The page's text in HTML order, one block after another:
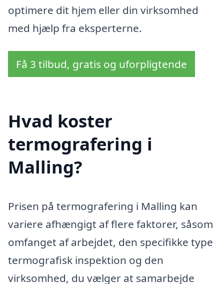
optimere dit hjem eller din virksomhed
med hjælp fra eksperterne.
Få 3 tilbud, gratis og uforpligtende
Hvad koster
termografering i
Malling?
Prisen på termografering i Malling kan
variere afhængigt af flere faktorer, såsom
omfanget af arbejdet, den specifikke type
termografisk inspektion og den
virksomhed, du vælger at samarbejde